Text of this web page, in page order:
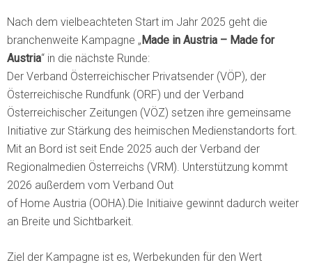
Nach dem vielbeachteten Start im Jahr 2025 geht die
branchenweite Kampagne „ Made in Austria – Made for
Austria“ in die nächste Runde:
Der Verband Österreichischer Privatsender (VÖP), der
Österreichische Rundfunk (ORF) und der Verband
Österreichischer Zeitungen (VÖZ) setzen ihre gemeinsame
Initiative zur Stärkung des heimischen Medienstandorts fort.
Mit an Bord ist seit Ende 2025 auch der Verband der
Regionalmedien Österreichs (VRM). Unterstützung kommt
2026 außerdem vom Verband Out
of Home Austria (OOHA).Die Initiaive gewinnt dadurch weiter
an Breite und Sichtbarkeit.
Ziel der Kampagne ist es, Werbekunden für den Wert